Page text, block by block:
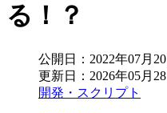
る！？
公開日： 2022年07月
更新日： 2026年05月
開発・スクリプト